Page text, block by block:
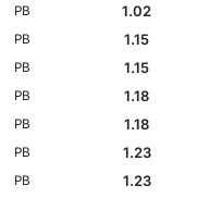
PB
1.02
PB
1.15
PB
1.15
PB
1.18
PB
1.18
PB
1.23
PB
1.23